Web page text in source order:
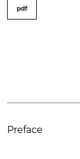
pdf
Preface